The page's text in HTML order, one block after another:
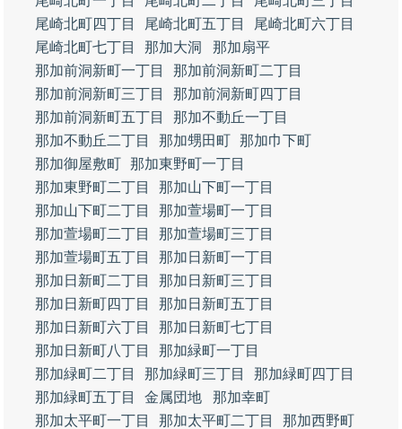
尾崎北町四丁目
尾崎北町五丁目
尾崎北町六丁目
尾崎北町七丁目
那加大洞
那加扇平
那加前洞新町一丁目
那加前洞新町二丁目
那加前洞新町三丁目
那加前洞新町四丁目
那加前洞新町五丁目
那加不動丘一丁目
那加不動丘二丁目
那加甥田町 那加巾下町
那加御屋敷町 那加東野町一丁目
那加東野町二丁目
那加山下町一丁目
那加山下町二丁目
那加萱場町一丁目
那加萱場町二丁目
那加萱場町三丁目
那加萱場町五丁目
那加日新町一丁目
那加日新町二丁目
那加日新町三丁目
那加日新町四丁目
那加日新町五丁目
那加日新町六丁目
那加日新町七丁目
那加日新町八丁目
那加緑町一丁目
那加緑町二丁目
那加緑町三丁目
那加緑町四丁目
那加緑町五丁目
金属団地
那加幸町
那加太平町一丁目
那加太平町二丁目
那加西野町